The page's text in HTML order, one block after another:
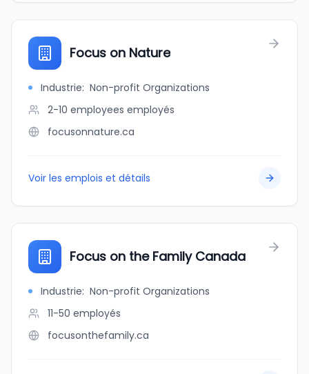
Focus on Nature
Industrie: Non-profit Organizations
2-10 employees employés
focusonnature.ca
Voir les emplois et détails
Focus on the Family Canada
Industrie: Non-profit Organizations
11-50 employés
focusonthefamily.ca